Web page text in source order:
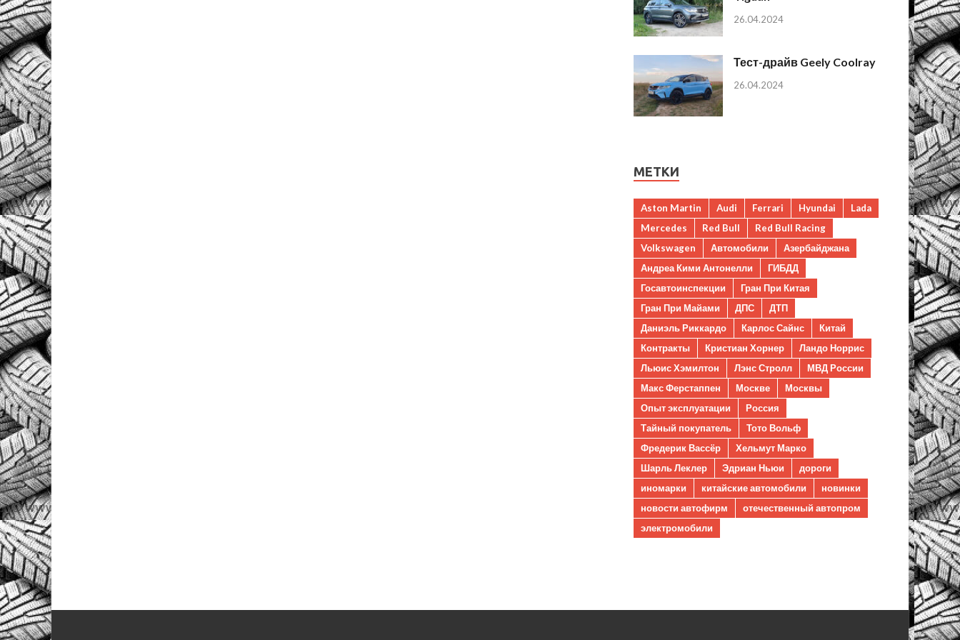
26.04.2024
Тест-драйв Geely Coolray
26.04.2024
МЕТКИ
Aston Martin Audi Ferrari Hyundai
Lada
Mercedes
Red Bull
Red Bull Racing
Volkswagen
Автомобили
Азербайджана
Андреа Кими Антонелли
ГИБДД
Госавтоинспекции
Гран При Китая
Гран При Майами
ДПС
ДТП
Даниэль Риккардо
Карлос Сайнс
Китай
Контракты
Кристиан Хорнер
Ландо Норрис
Льюис Хэмилтон
Лэнс Стролл
МВД России
Макс Ферстаппен
Москве
Москвы
Опыт эксплуатации
Россия
Тайный покупатель
Тото Вольф
Фредерик Вассёр
Хельмут Марко
Шарль Леклер
Эдриан Ньюи
дороги
иномарки
китайские автомобили
новинки
новости автофирм
отечественный автопром
электромобили